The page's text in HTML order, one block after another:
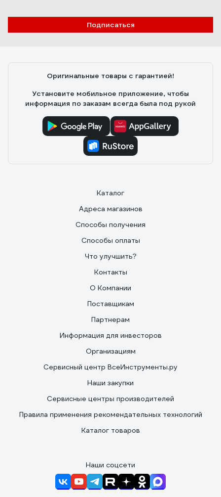
Подписаться
Оригинальные товары с гарантией!
Установите мобильное приложение, чтобы
информация по заказам всегда была под рукой
Каталог
Адреса магазинов
Способы получения
Способы оплаты
Что улучшить?
Контакты
О Компании
Поставщикам
Партнерам
Информация для инвесторов
Организациям
Сервисный центр ВсеИнструменты.ру
Наши закупки
Сервисные центры производителей
Правила применения рекомендательных технологий
Каталог товаров
Наши соцсети